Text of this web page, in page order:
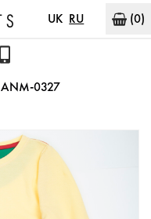
UK RU (0)
ANM-0327